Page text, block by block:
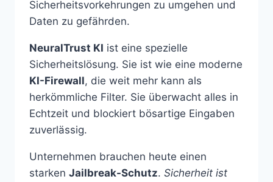
Sicherheitsvorkehrungen zu umgehen und
Daten zu gefährden.
NeuralTrust KI ist eine spezielle
Sicherheitslösung. Sie ist wie eine moderne
KI-Firewall, die weit mehr kann als
herkömmliche Filter. Sie überwacht alles in
Echtzeit und blockiert bösartige Eingaben
zuverlässig.
Unternehmen brauchen heute einen
starken Jailbreak-Schutz. Sicherheit ist